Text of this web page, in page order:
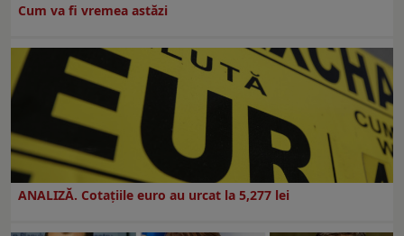
Cum va fi vremea astăzi
ANALIZĂ. Cotațiile euro au urcat la 5,277 lei